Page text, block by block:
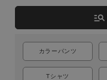
manage_search
カラーパンツ
Tシャツ